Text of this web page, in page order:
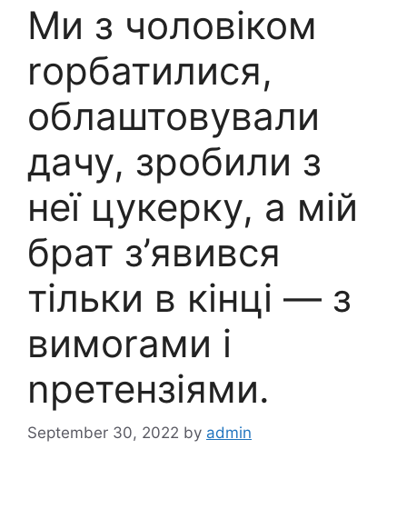
Ми з чоловіком
rорбатилися,
облаштовували
дачу, зробили з
неї цукерку, а мій
брат з’явився
тільки в кінці — з
вимоrами і
nретензіями.
September 30, 2022 by admin